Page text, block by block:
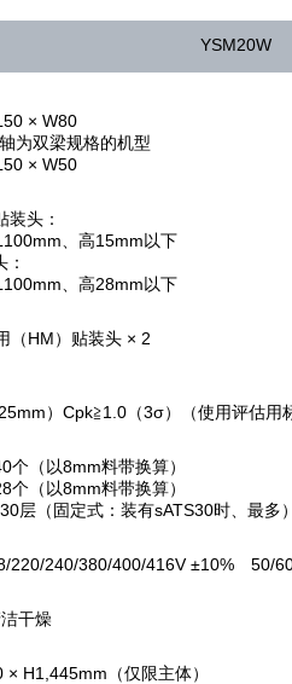
YSM20W
× W80
为双梁规格的机型
× W50
装头：
、高15mm以下
、高28mm以下
（HM）贴装头 × 2
）Cpk≧1.0（3σ）（使用评估用
个（以8mm料带换算）
个（以8mm料带换算）
层（固定式：装有sATS30时、最多
220/240/380/400/416V ±10% 50/
干燥
H1,445mm（仅限主体）